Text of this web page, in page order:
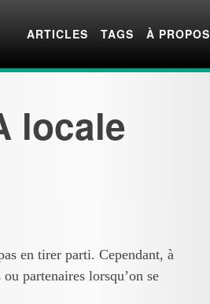
ARTICLES TAGS À PROPOS
locale
en tirer parti. Cependant, à
partenaires lorsqu’on se